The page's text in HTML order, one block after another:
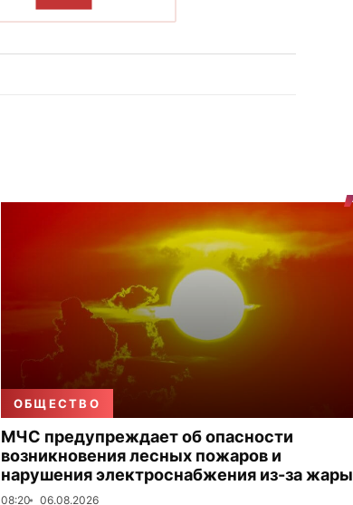
ОБЩЕСТВО
МЧС предупреждает об опасности
возникновения лесных пожаров и
нарушения электроснабжения из-за жары
08:20 06.08.2026